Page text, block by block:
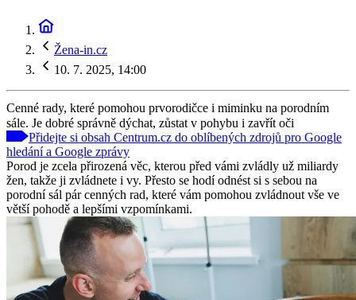
Žena-in.cz
10. 7. 2025, 14:00
Cenné rady, které pomohou prvorodičce i miminku na porodním
sále. Je dobré správně dýchat, zůstat v pohybu i zavřít oči
Přidejte si obsah Centrum.cz do oblíbených zdrojů pro Google
hledání a Google zprávy
Porod je zcela přirozená věc, kterou před vámi zvládly už miliardy
žen, takže ji zvládnete i vy. Přesto se hodí odnést si s sebou na
porodní sál pár cenných rad, které vám pomohou zvládnout vše ve
větší pohodě a lepšími vzpomínkami.